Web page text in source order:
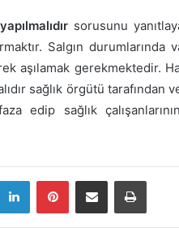
sorusunu
Salgın durumlarında
aşılamak gerekmektedir.
sağlık örgütü tarafından
edip sağlık
LinkedInPinterestE-Posta ile paylaş Yazdır